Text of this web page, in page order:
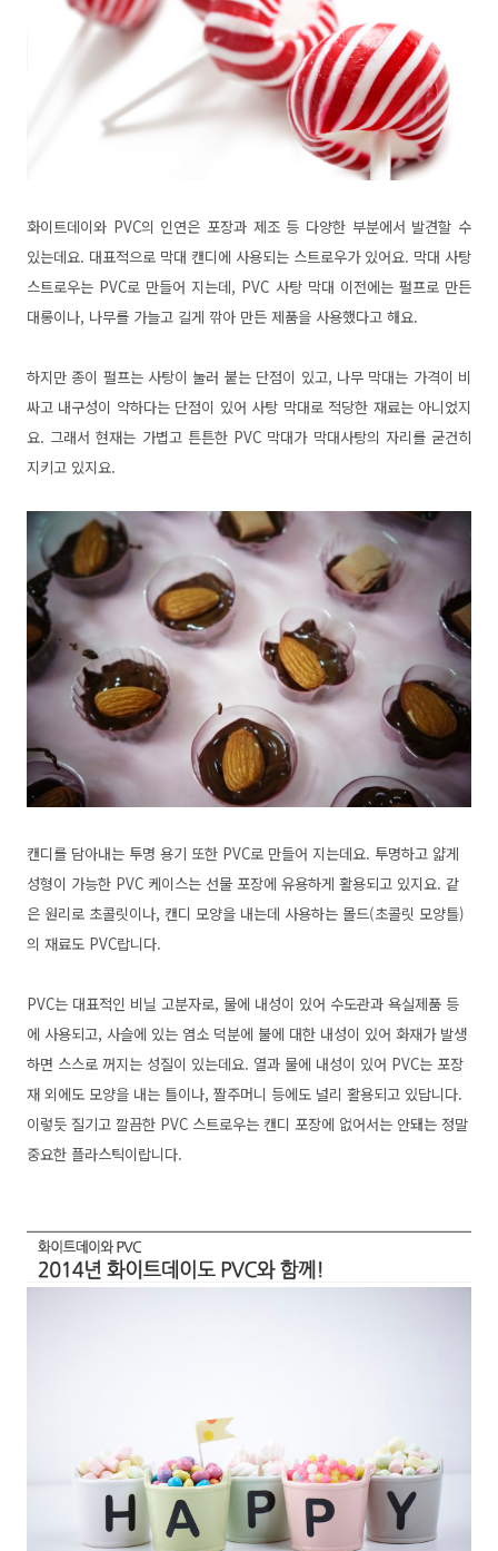
화이트데이와 PVC의 인연은 포장과 제조 등 다양한 부분에서 발견할 수
있는데요. 대표적으로 막대 캔디에 사용되는 스트로우가 있어요. 막대 사탕
스트로우는 PVC로 만들어 지는데, PVC 사탕 막대 이전에는 펄프로 만든
대롱이나, 나무를 가늘고 길게 깎아 만든 제품을 사용했다고 해요.
하지만 종이 펄프는 사탕이 눌러 붙는 단점이 있고, 나무 막대는 가격이 비
싸고 내구성이 약하다는 단점이 있어 사탕 막대로 적당한 재료는 아니었지
요. 그래서 현재는 가볍고 튼튼한 PVC 막대가 막대사탕의 자리를 굳건히
지키고 있지요.
캔디를 담아내는 투명 용기 또한 PVC로 만들어 지는데요. 투명하고 얇게
성형이 가능한 PVC 케이스는 선물 포장에 유용하게 활용되고 있지요. 같
은 원리로 초콜릿이나, 캔디 모양을 내는데 사용하는 몰드(초콜릿 모양틀)
의 재료도 PVC랍니다.
PVC는 대표적인 비닐 고분자로, 물에 내성이 있어 수도관과 욕실제품 등
에 사용되고, 사슬에 있는 염소 덕분에 불에 대한 내성이 있어 화재가 발생
하면 스스로 꺼지는 성질이 있는데요. 열과 물에 내성이 있어 PVC는 포장
재 외에도 모양을 내는 틀이나, 짤주머니 등에도 널리 활용되고 있답니다.
이렇듯 질기고 깔끔한 PVC 스트로우는 캔디 포장에 없어서는 안돼는 정말
중요한 플라스틱이랍니다.